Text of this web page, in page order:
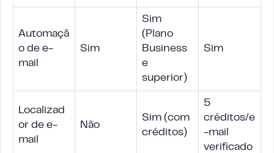
Automaçã
o de e-
mail
Sim
Sim
(Plano
Business
e
superior)
Sim
Localizad
or de e-
mail
Não
Sim (com
créditos)
5
créditos/e
-mail
verificado